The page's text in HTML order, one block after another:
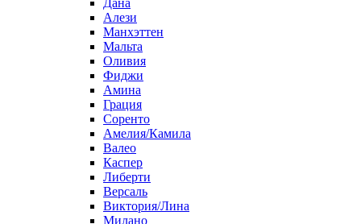
Дана
Алези
Манхэттен
Мальта
Оливия
Фиджи
Амина
Грация
Соренто
Амелия/Камила
Валео
Каспер
Либерти
Версаль
Виктория/Лина
Милано